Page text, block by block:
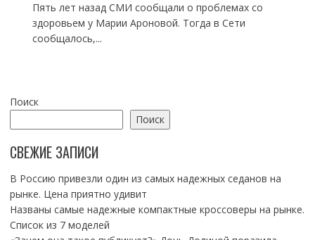
Пять лет назад СМИ сообщали о проблемах со
здоровьем у Марии Ароновой. Тогда в Сети
сообщалось,...
Поиск
Поиск
СВЕЖИЕ ЗАПИСИ
В Россию привезли один из самых надежных седанов на
рынке. Цена приятно удивит
Названы самые надежные компактные кроссоверы на рынке.
Список из 7 моделей